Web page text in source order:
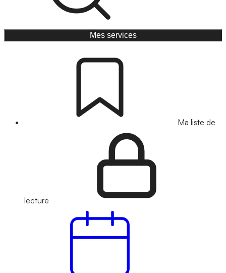
Mes services
Ma liste de
lecture